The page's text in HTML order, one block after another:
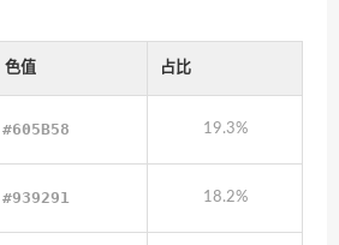
色值 占比
#605B58 19.3%
#939291 18.2%